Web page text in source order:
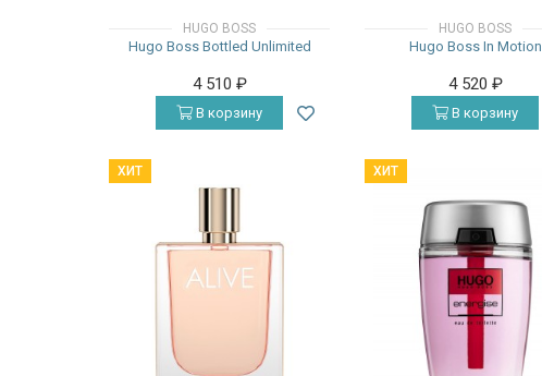
HUGO BOSS
Hugo Boss Bottled Unlimited
4 510 ₽
В корзину
HUGO BOSS
Hugo Boss In Motion
4 520 ₽
В корзину
ХИТ ХИТ